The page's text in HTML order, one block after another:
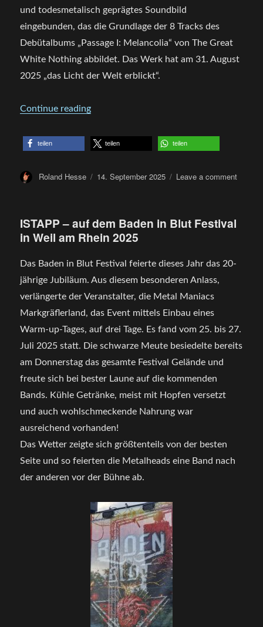
und todesmetalisch geprägtes Soundbild
eingebunden, das die Grundlage der 8 Tracks des
Debütalbums „Passage I: Melancolia“ von The Great
White Nothing abbildet. Das Werk hat am 31. August
2025 „das Licht der Welt erblickt“.
Continue reading„CD Review – The Great White Nothing
teilen teilen teilen
Author
Roland Hesse
Posted
14. September 2025 Leave a commenton
ISTAPP – auf dem Baden in Blut Festival
in Weil am Rhein 2025
Das Baden in Blut Festival feierte dieses Jahr das 20-
jährige Jubiläum. Aus diesem besonderen Anlass,
verlängerte der Veranstalter, die Metal Maniacs
Markgräflerland, das Event mittels Einbau eines
Warm-up-Tages, auf drei Tage. Es fand vom 25. bis 27.
Juli 2025 statt. Die schwarze Meute besiedelte bereits
am Donnerstag das gesamte Festival Gelände und
freute sich bei bester Laune auf die kommenden
Bands. Kühle Getränke, meist mit Hopfen versetzt
und auch wohlschmeckende Nahrung war
ausreichend vorhanden!
Das Wetter zeigte sich größtenteils von der besten
Seite und so feierten die Metalheads eine Band nach
der anderen vor der Bühne ab.